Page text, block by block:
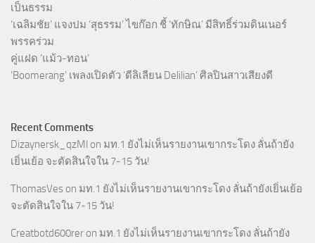
เป็นธรรม
‘เฉลิมชัย’ แจงปม ‘สุธรรม’ ไขก๊อก ชี้ ‘ทักษิณ’ มีสิทธิ์ร่วมดินเนอร์
พรรคร่วม
คู่แฝด ‘แม้ว-ทอน’
‘Boomerang’ เพลงเปิดตัว ‘ดีลิเลียน Delilian’ ศิลปินสาวเสียงดี
Recent Comments
Dizaynersk_qzMl on มท.1 ยังไม่เห็นรายงานเขากระโดง ลั่นถ้ายัง
เยิ่นเย้อ จะตัดสินใจใน 7-15 วัน!
ThomasVes on มท.1 ยังไม่เห็นรายงานเขากระโดง ลั่นถ้ายังเยิ่นเย้อ
จะตัดสินใจใน 7-15 วัน!
Creatbotd600rer on มท.1 ยังไม่เห็นรายงานเขากระโดง ลั่นถ้ายัง